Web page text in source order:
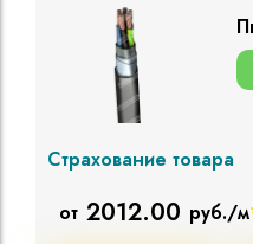
Страхование товара
от 2012.00 руб./м